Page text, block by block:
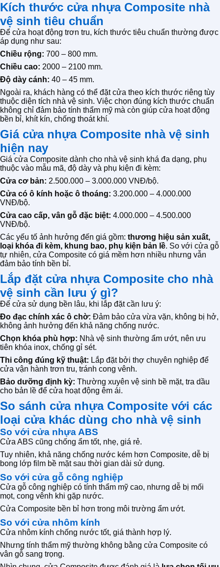
Kích thước cửa nhựa Composite nhà
vệ sinh tiêu chuẩn
Để cửa hoạt động trơn tru, kích thước tiêu chuẩn thường được
áp dụng như sau:
Chiều rộng: 700 – 800 mm.
Chiều cao: 2000 – 2100 mm.
Độ dày cánh: 40 – 45 mm.
Ngoài ra, khách hàng có thể đặt cửa theo kích thước riêng tùy
thuộc diện tích nhà vệ sinh. Việc chọn đúng kích thước chuẩn
không chỉ đảm bảo tính thẩm mỹ mà còn giúp cửa hoạt động
bền bỉ, khít kín, chống thoát khí.
Giá cửa nhựa Composite nhà vệ sinh
hiện nay
Giá cửa Composite dành cho nhà vệ sinh khá đa dạng, phụ
thuộc vào mẫu mã, độ dày và phụ kiện đi kèm:
Cửa cơ bản: 2.500.000 – 3.000.000 VNĐ/bộ.
Cửa có ô kính hoặc ô thoáng: 3.200.000 – 4.000.000
VNĐ/bộ.
Cửa cao cấp, vân gỗ đặc biệt: 4.000.000 – 4.500.000
VNĐ/bộ.
Các yếu tố ảnh hưởng đến giá gồm: thương hiệu sản xuất,
loại khóa đi kèm, khung bao, phụ kiện bản lề. So với cửa gỗ
tự nhiên, cửa Composite có giá mềm hơn nhiều nhưng vẫn
đảm bảo tính bền bỉ.
Lắp đặt cửa nhựa Composite cho nhà
vệ sinh cần lưu ý gì?
Để cửa sử dụng bền lâu, khi lắp đặt cần lưu ý:
Đo đạc chính xác ô chờ: Đảm bảo cửa vừa vặn, không bị hở,
không ảnh hưởng đến khả năng chống nước.
Chọn khóa phù hợp: Nhà vệ sinh thường ẩm ướt, nên ưu
tiên khóa inox, chống gỉ sét.
Thi công đúng kỹ thuật: Lắp đặt bởi thợ chuyên nghiệp để
cửa vận hành trơn tru, tránh cong vênh.
Bảo dưỡng định kỳ: Thường xuyên vệ sinh bề mặt, tra dầu
cho bản lề để cửa hoạt động êm ái.
So sánh cửa nhựa Composite với các
loại cửa khác dùng cho nhà vệ sinh
So với cửa nhựa ABS
Cửa ABS cũng chống ẩm tốt, nhẹ, giá rẻ.
Tuy nhiên, khả năng chống nước kém hơn Composite, dễ bị
bong lớp film bề mặt sau thời gian dài sử dụng.
So với cửa gỗ công nghiệp
Cửa gỗ công nghiệp có tính thẩm mỹ cao, nhưng dễ bị mối
mọt, cong vênh khi gặp nước.
Cửa Composite bền bỉ hơn trong môi trường ẩm ướt.
So với cửa nhôm kính
Cửa nhôm kính chống nước tốt, giá thành hợp lý.
Nhưng tính thẩm mỹ thường không bằng cửa Composite có
vân gỗ sang trọng.